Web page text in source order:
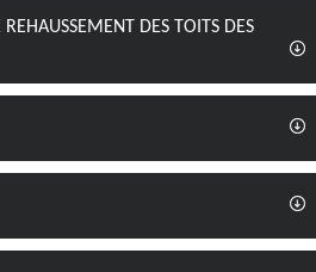
DES TOITS DES